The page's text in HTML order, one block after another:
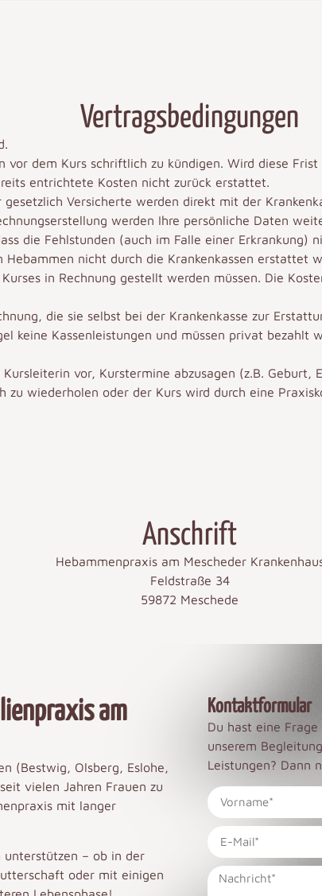
Vertragsbedingungen
vor dem Kurs schriftlich zu kündigen. Wird diese
entrichtete Kosten nicht zurück erstattet.
gesetzlich Versicherte werden direkt mit der
werden Ihre persönliche Daten
die Fehlstunden (auch im Falle einer Erkrankung)
nicht durch die Krankenkassen erstattet
in Rechnung gestellt werden müssen. Die
die sie selbst bei der Krankenkasse zur
keine Kassenleistungen und müssen privat
vor, Kurstermine abzusagen (z.B. Geburt,
zu wiederholen oder der Kurs wird durch eine
Anschrift
Hebammenpraxis am Mescheder
Feldstraße 34
59872 Meschede
am
(Bestwig, Olsberg, Eslohe,
vielen Jahren Frauen zu
mit langer
unterstützen – ob in der
oder mit einigen
Kontaktformular
Du hast eine
unserem
Leistungen? Dann